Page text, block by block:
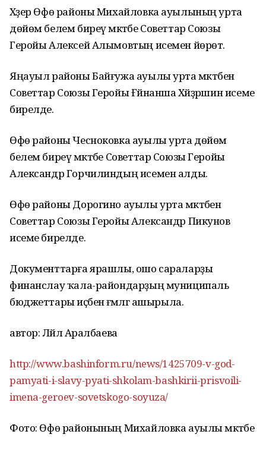
Хәҙер Өфө районы Михайловка ауылының урта
дөйөм белем биреү мәктәбе Советтар Союзы
Геройы Алексей Алымовтың исемен йөрөтә.
Яңауыл районы Байғужа ауылы урта мәктәбенә
Советтар Союзы Геройы Ғәйнанша Хәйҙәршин исеме
бирелде.
Өфө районы Чесноковка ауылы урта дөйөм
белем биреү мәктәбе Советтар Союзы Геройы
Александр Горчилиндың исемен алды.
Өфө районы Дорогино ауылы урта мәктәбенә
Советтар Союзы Геройы Александр Пикунов
исеме бирелде.
Документтарға ярашлы, ошо сараларҙы
финанслау ҡала-райондарҙың муниципаль
бюджеттары иҫәбенә ғәмәлгә ашырыла.
автор: Ләйлә Аралбаева
http://www.bashinform.ru/news/1425709-v-god-
pamyati-i-slavy-pyati-shkolam-bashkirii-prisvoili-
imena-geroev-sovetskogo-soyuza/
Фото: Өфө районының Михайловка ауылы мәктәбе